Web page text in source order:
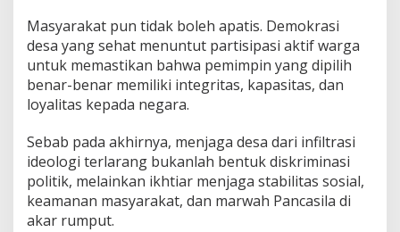
Masyarakat pun tidak boleh apatis. Demokrasi
desa yang sehat menuntut partisipasi aktif warga
untuk memastikan bahwa pemimpin yang dipilih
benar-benar memiliki integritas, kapasitas, dan
loyalitas kepada negara.
Sebab pada akhirnya, menjaga desa dari infiltrasi
ideologi terlarang bukanlah bentuk diskriminasi
politik, melainkan ikhtiar menjaga stabilitas sosial,
keamanan masyarakat, dan marwah Pancasila di
akar rumput.